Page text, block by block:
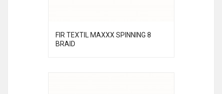
FIR TEXTIL MAXXX SPINNING 8
BRAID